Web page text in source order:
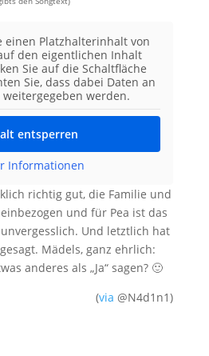
einen Platzhalterinhalt von
den eigentlichen Inhalt
Sie auf die Schaltfläche
Sie, dass dabei Daten an
werden.
entsperren
Informationen
richtig gut, die Familie und
und für Pea ist das
Und letztlich hat
Mädels, ganz ehrlich:
anderes als „Ja“ sagen? 🙂
(via @N4d1n1)